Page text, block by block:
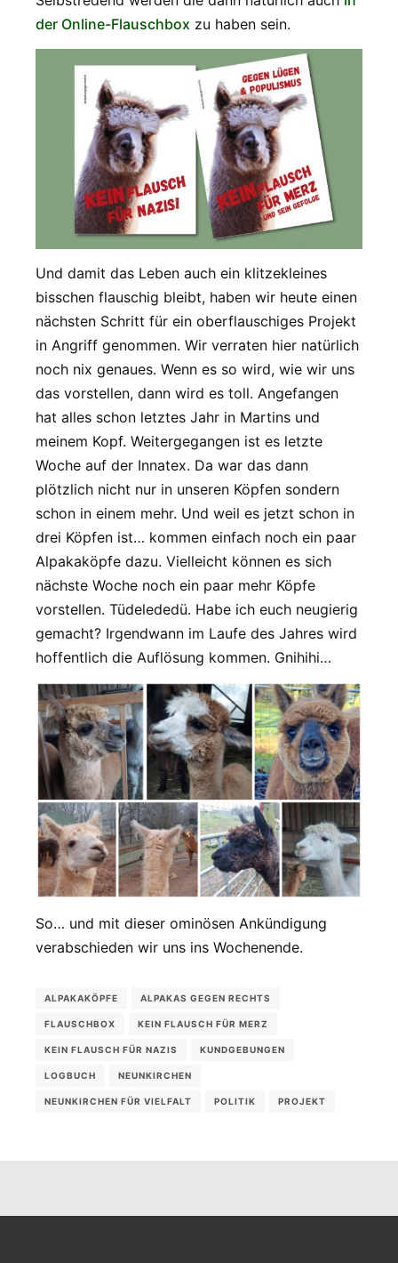
der Online-Flauschbox zu haben sein.
Und damit das Leben auch ein klitzekleines
bisschen flauschig bleibt, haben wir heute einen
nächsten Schritt für ein oberflauschiges Projekt
in Angriff genommen. Wir verraten hier natürlich
noch nix genaues. Wenn es so wird, wie wir uns
das vorstellen, dann wird es toll. Angefangen
hat alles schon letztes Jahr in Martins und
meinem Kopf. Weitergegangen ist es letzte
Woche auf der Innatex. Da war das dann
plötzlich nicht nur in unseren Köpfen sondern
schon in einem mehr. Und weil es jetzt schon in
drei Köpfen ist… kommen einfach noch ein paar
Alpakaköpfe dazu. Vielleicht können es sich
nächste Woche noch ein paar mehr Köpfe
vorstellen. Tüdelededü. Habe ich euch neugierig
gemacht? Irgendwann im Laufe des Jahres wird
hoffentlich die Auflösung kommen. Gnihihi…
So… und mit dieser ominösen Ankündigung
verabschieden wir uns ins Wochenende.
ALPAKAKÖPFE ALPAKAS GEGEN RECHTS
FLAUSCHBOX KEIN FLAUSCH FÜR MERZ
KEIN FLAUSCH FÜR NAZIS KUNDGEBUNGEN
LOGBUCH NEUNKIRCHEN
NEUNKIRCHEN FÜR VIELFALT POLITIK PROJEKT